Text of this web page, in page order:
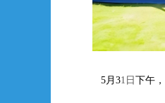
5月 31 日下午，